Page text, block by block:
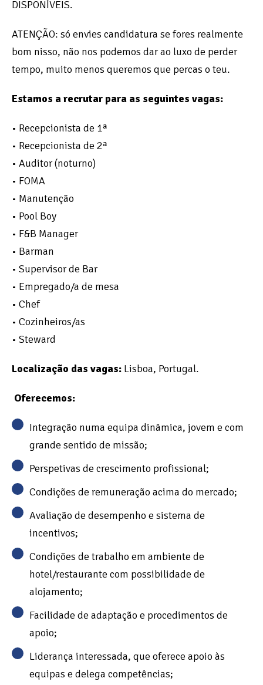
DISPONÍVEIS.
ATENÇÃO: só envies candidatura se fores realmente
bom nisso, não nos podemos dar ao luxo de perder
tempo, muito menos queremos que percas o teu.
Estamos a recrutar para as seguintes vagas:
• Recepcionista de 1ª
• Recepcionista de 2ª
• Auditor (noturno)
• FOMA
• Manutenção
• Pool Boy
• F&B Manager
• Barman
• Supervisor de Bar
• Empregado/a de mesa
• Chef
• Cozinheiros/as
• Steward
Localização das vagas: Lisboa, Portugal.
Oferecemos:
Integração numa equipa dinâmica, jovem e com
grande sentido de missão;
Perspetivas de crescimento profissional;
Condições de remuneração acima do mercado;
Avaliação de desempenho e sistema de
incentivos;
Condições de trabalho em ambiente de
hotel/restaurante com possibilidade de
alojamento;
Facilidade de adaptação e procedimentos de
apoio;
Liderança interessada, que oferece apoio às
equipas e delega competências;